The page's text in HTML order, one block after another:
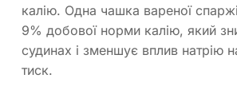
калію. Одна чашка вареної
9% добової норми калію, який
судинах і зменшує вплив натрію
тиск.